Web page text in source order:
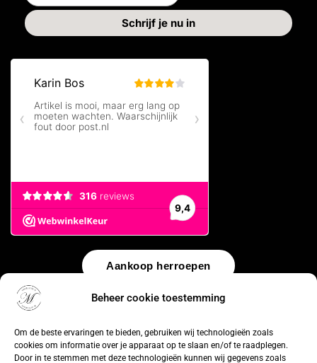
Beheer cookie toestemming
Om de beste ervaringen te bieden, gebruiken wij technologieën zoals
cookies om informatie over je apparaat op te slaan en/of te raadplegen.
Door in te stemmen met deze technologieën kunnen wij gegevens zoals
Aankoop herroepen
© 2026 by WebUnlimited–Algemene voorwaarden